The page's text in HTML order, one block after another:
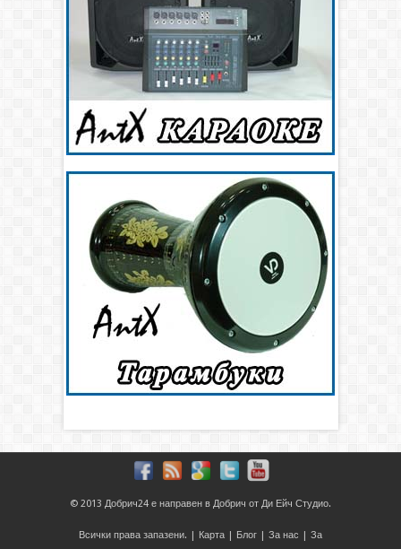
© 2013 Добрич24 е направен в Добрич от Ди Ейч Студио.
Всички права запазени. | Карта Блог За нас За